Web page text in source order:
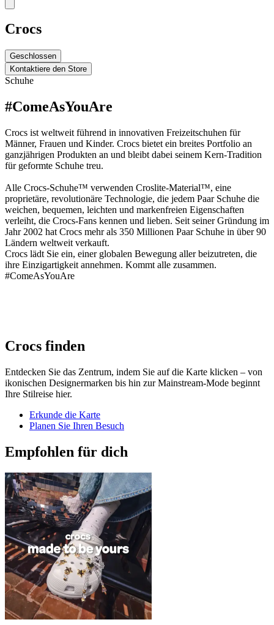
Crocs
Geschlossen
Kontaktiere den Store
Schuhe
#ComeAsYouAre
Crocs ist weltweit führend in innovativen Freizeitschuhen für
Männer, Frauen und Kinder. Crocs bietet ein breites Portfolio an
ganzjährigen Produkten an und bleibt dabei seinem Kern-Tradition
für geformte Schuhe treu.
Alle Crocs-Schuhe™ verwenden Croslite-Material™, eine
proprietäre, revolutionäre Technologie, die jedem Paar Schuhe die
weichen, bequemen, leichten und markenfreien Eigenschaften
verleiht, die Crocs-Fans kennen und lieben. Seit seiner Gründung im
Jahr 2002 hat Crocs mehr als 350 Millionen Paar Schuhe in über 90
Ländern weltweit verkauft.
Crocs lädt Sie ein, einer globalen Bewegung aller beizutreten, die
ihre Einzigartigkeit annehmen. Kommt alle zusammen.
#ComeAsYouAre
Crocs finden
Entdecken Sie das Zentrum, indem Sie auf die Karte klicken – von
ikonischen Designermarken bis hin zur Mainstream-Mode beginnt
Ihre Stilreise hier.
Erkunde die Karte
Planen Sie Ihren Besuch
Empfohlen für dich